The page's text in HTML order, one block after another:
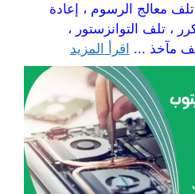
معالج الرسوم ، إعادة
، تلف التوانزستور ،
مآخذ ... اقرأ المزيد